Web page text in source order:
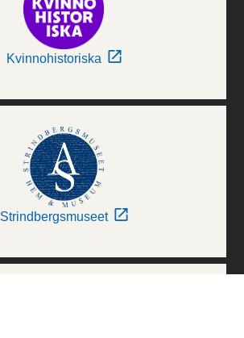
Kvinnohistoriska
Strindbergsmuseet